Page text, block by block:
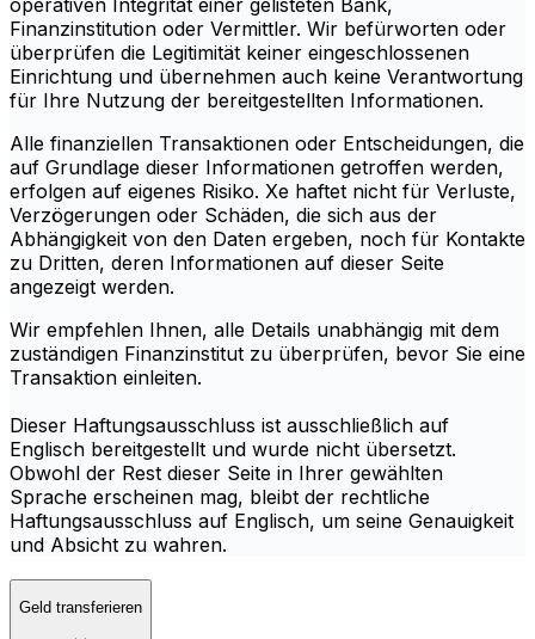
operativen Integrität einer gelisteten Bank,
Finanzinstitution oder Vermittler. Wir befürworten oder
überprüfen die Legitimität keiner eingeschlossenen
Einrichtung und übernehmen auch keine Verantwortung
für Ihre Nutzung der bereitgestellten Informationen.
Alle finanziellen Transaktionen oder Entscheidungen, die
auf Grundlage dieser Informationen getroffen werden,
erfolgen auf eigenes Risiko. Xe haftet nicht für Verluste,
Verzögerungen oder Schäden, die sich aus der
Abhängigkeit von den Daten ergeben, noch für Kontakte
zu Dritten, deren Informationen auf dieser Seite
angezeigt werden.
Wir empfehlen Ihnen, alle Details unabhängig mit dem
zuständigen Finanzinstitut zu überprüfen, bevor Sie eine
Transaktion einleiten.
Dieser Haftungsausschluss ist ausschließlich auf
Englisch bereitgestellt und wurde nicht übersetzt.
Obwohl der Rest dieser Seite in Ihrer gewählten
Sprache erscheinen mag, bleibt der rechtliche
Haftungsausschluss auf Englisch, um seine Genauigkeit
und Absicht zu wahren.
Geld transferieren